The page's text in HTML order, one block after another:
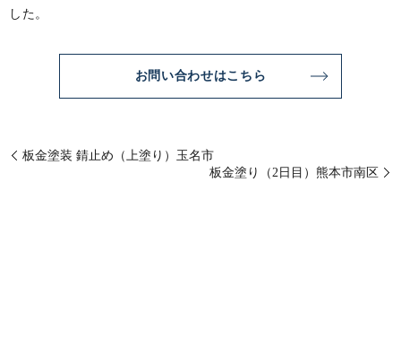
した。
お問い合わせはこちら
板金塗装 錆止め（上塗り）玉名市
板金塗り（2日目）熊本市南区